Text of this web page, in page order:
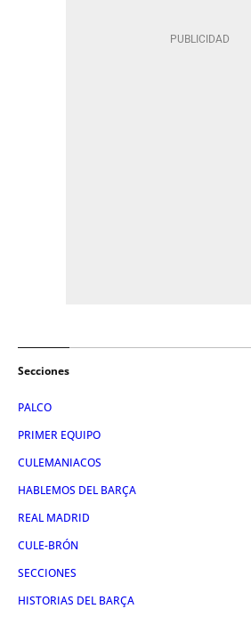
Secciones
PALCO
PRIMER EQUIPO
CULEMANIACOS
HABLEMOS DEL BARÇA
REAL MADRID
CULE-BRÓN
SECCIONES
HISTORIAS DEL BARÇA